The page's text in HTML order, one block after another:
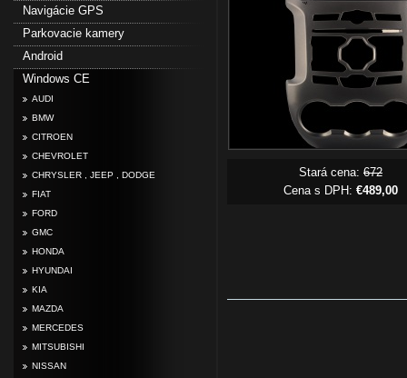
Navigácie GPS
Parkovacie kamery
Android
Windows CE
AUDI
BMW
CITROEN
CHEVROLET
CHRYSLER , JEEP , DODGE
FIAT
FORD
GMC
HONDA
HYUNDAI
KIA
MAZDA
MERCEDES
MITSUBISHI
NISSAN
Stará cena: 672
Cena s DPH: €489,00